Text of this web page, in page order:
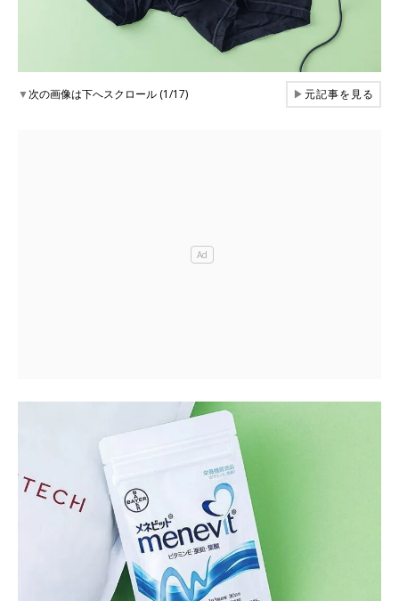
▼次の画像は下へスクロール (1/17) ▶元記事を見る